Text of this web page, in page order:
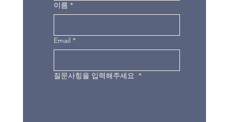
이름 *
Email *
질문사힝을 입력해주세요 *